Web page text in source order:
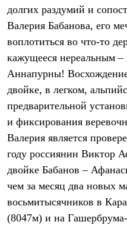
Софтшелл одежда
Куртки
Брюки
Рубашки
Футболки
Толстовки
Брюки
Термобелье
Теплое термобелье
Среднее термобелье
Легкое термобелье
Флисовая одежда
Куртки
Брюки
Детская одежда
Комбинезоны
Куртки
долгих раздумий и
Валерия Бабанова, его
воплотиться во что-то
кажущееся нереальным –
Аннапурны! Восхождение
двойке, в легком,
предварительной
и фиксирования
Валерия является
году россиянин Виктор
двойке Бабанов –
чем за месяц два новых
восьмитысячников в
(8047м) и на